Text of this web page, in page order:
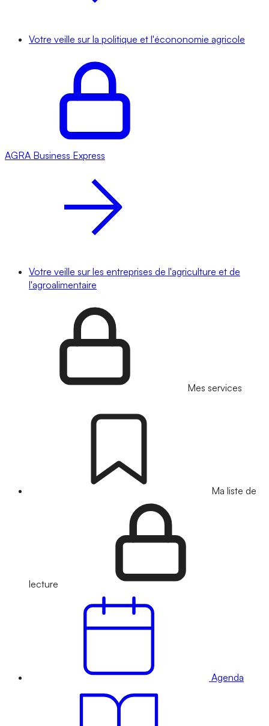
Votre veille sur la politique et l'écononomie agricole
AGRA Business Express
Votre veille sur les entreprises de l'agriculture et de
l'agroalimentaire
Mes services
Ma liste de
lecture
Agenda